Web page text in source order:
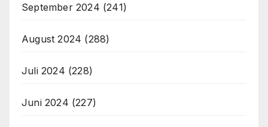
September 2024 (241)
August 2024 (288)
Juli 2024 (228)
Juni 2024 (227)